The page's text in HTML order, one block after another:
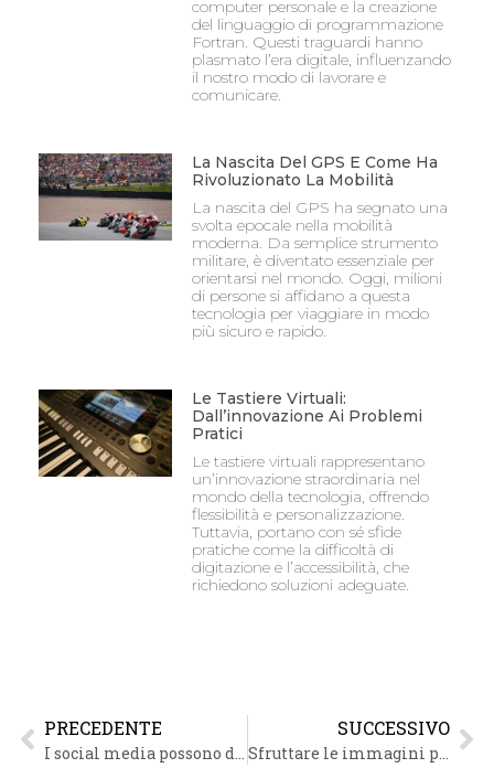
computer personale e la creazione
del linguaggio di programmazione
Fortran. Questi traguardi hanno
plasmato l’era digitale, influenzando
il nostro modo di lavorare e
comunicare.
La Nascita Del GPS E Come Ha
Rivoluzionato La Mobilità
La nascita del GPS ha segnato una
svolta epocale nella mobilità
moderna. Da semplice strumento
militare, è diventato essenziale per
orientarsi nel mondo. Oggi, milioni
di persone si affidano a questa
tecnologia per viaggiare in modo
più sicuro e rapido.
Le Tastiere Virtuali:
Dall’innovazione Ai Problemi
Pratici
Le tastiere virtuali rappresentano
un’innovazione straordinaria nel
mondo della tecnologia, offrendo
flessibilità e personalizzazione.
Tuttavia, portano con sé sfide
pratiche come la difficoltà di
digitazione e l’accessibilità, che
richiedono soluzioni adeguate.
PRECEDENTE SUCCESSIVO